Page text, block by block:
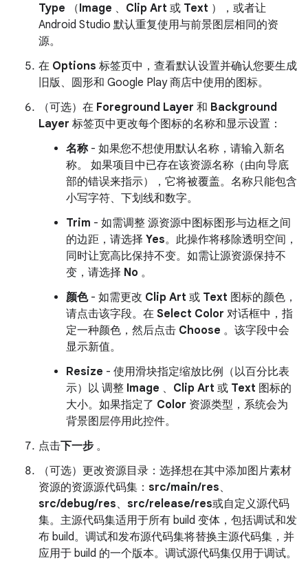
Type （Image 、 Clip Art 或 Text ），或者让
Android Studio 默认重复使用与前景图层相同的资
源。
在 Options 标签页中，查看默认设置并确认您要生成
旧版、圆形和 Google Play 商店中使用的图标。
（可选）在 Foreground Layer 和 Background
Layer 标签页中更改每个图标的名称和显示设置：
名称- 如果您不想使用默认名称，请输入新名
称。 如果项目中已存在该资源名称（由向导底
部的错误来指示），它将被覆盖。名称只能包含
小写字符、下划线和数字。
Trim - 如需调整 源资源中图标图形与边框之间
的边距，请选择 Yes。此操作将移除透明空间，
同时让宽高比保持不变。如需让源资源保持不
变，请选择 No 。
颜色- 如需更改 Clip Art 或 Text 图标的颜色，
请点击该字段。在 Select Color 对话框中，指
定一种颜色，然后点击 Choose 。该字段中会
显示新值。
Resize - 使用滑块指定缩放比例（以百分比表
示）以 调整 Image 、 Clip Art 或 Text 图标的
大小。如果指定了 Color 资源类型，系统会为
背景图层停用此控件。
点击下一步 。
（可选）更改资源目录：选择想在其中添加图片素材
资源的资源源代码集： src/main/res、
src/debug/res、 src/release/res或自定义源代码
集。主源代码集适用于所有 build 变体，包括调试和发
布 build。调试和发布源代码集将替换主源代码集，并
应用于 build 的一个版本。调试源代码集仅用于调试。